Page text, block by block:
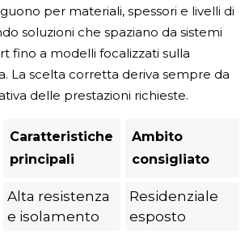
per materiali, spessori e livelli di
soluzioni che spaziano da sistemi
fino a modelli focalizzati sulla
La scelta corretta deriva sempre da
delle prestazioni richieste.
Caratteristiche
principali
Ambito
consigliato
Alta resistenza
e isolamento
Residenziale
esposto